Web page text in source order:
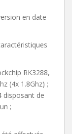
en date
RK3288,
(4x 1.8Ghz) ;
disposant de
;